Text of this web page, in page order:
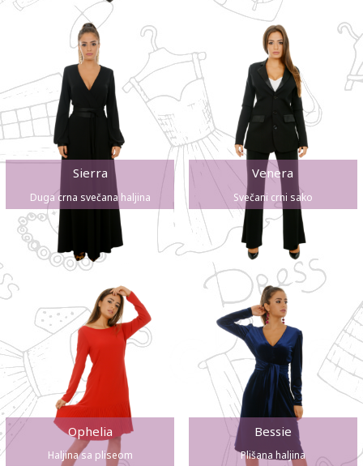
Sierra
Duga crna svečana haljina
Venera
Svečani crni sako
Ophelia
Haljina sa pliseom
Bessie
Plišana haljina